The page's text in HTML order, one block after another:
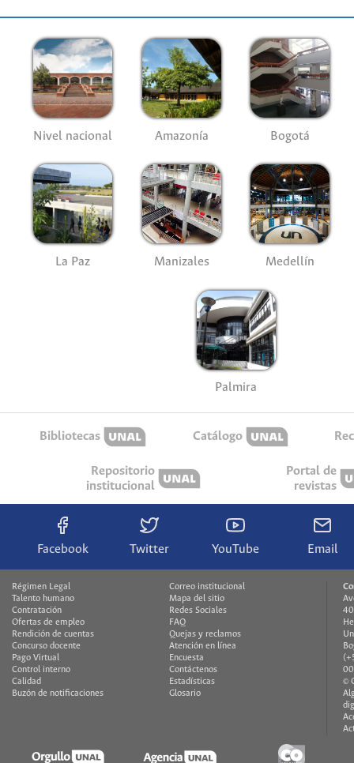
Nivel nacional Amazonía Bogotá
La Paz Manizales Medellín
Palmira
Bibliotecas Catálogo
Repositorio
institucional
Portal de
revistas
Facebook Twitter YouTube Email
Régimen Legal
Talento humano
Contratación
Ofertas de empleo
Rendición de cuentas
Concurso docente
Pago Virtual
Control interno
Calidad
Buzón de notificaciones
Correo institucional
Mapa del sitio
Redes Sociales
FAQ
Quejas y reclamos
Atención en línea
Encuesta
Contáctenos
Estadísticas
Glosario
©